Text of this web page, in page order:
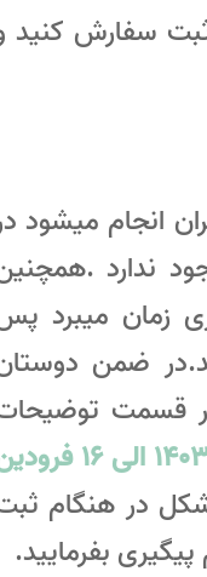
ثبت سفارش کنید
انجام میشود
ندارد
زمان میبرد
ضمن
در قسمت
فروشگاه کیوسک نت از تاریخ 29 اسفند ماه 1403 الی
در هنگام
بفرمایید.